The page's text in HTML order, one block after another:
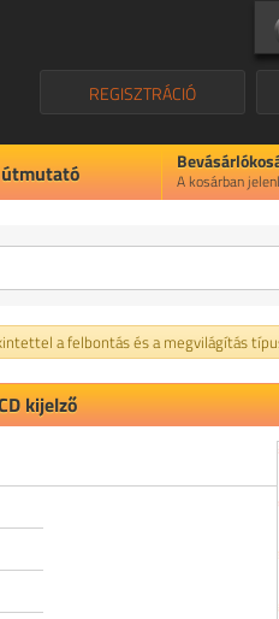
REGISZTRÁCIÓ
A kosárban
a felbontás és a megvilágítás
kijelző